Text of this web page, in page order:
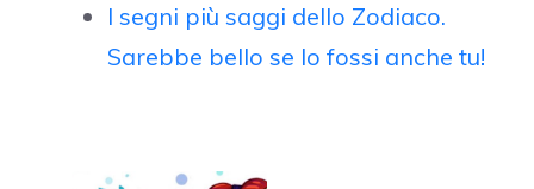
I segni più saggi dello Zodiaco.
Sarebbe bello se lo fossi anche tu!